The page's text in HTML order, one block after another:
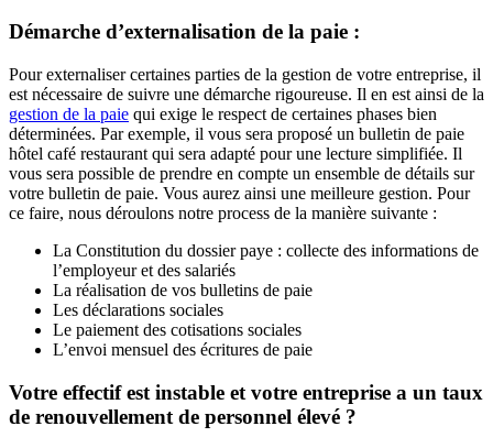
Démarche d’externalisation de la paie :
Pour externaliser certaines parties de la gestion de votre entreprise, il
est nécessaire de suivre une démarche rigoureuse. Il en est ainsi de la
gestion de la paie qui exige le respect de certaines phases bien
déterminées. Par exemple, il vous sera proposé un bulletin de paie
hôtel café restaurant qui sera adapté pour une lecture simplifiée. Il
vous sera possible de prendre en compte un ensemble de détails sur
votre bulletin de paie. Vous aurez ainsi une meilleure gestion. Pour
ce faire, nous déroulons notre process de la manière suivante :
La Constitution du dossier paye : collecte des informations de
l’employeur et des salariés
La réalisation de vos bulletins de paie
Les déclarations sociales
Le paiement des cotisations sociales
L’envoi mensuel des écritures de paie
Votre effectif est instable et votre entreprise a un taux
de renouvellement de personnel élevé ?